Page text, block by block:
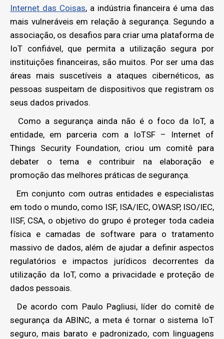
Internet das Coisas, a indústria financeira é uma das
mais vulneráveis em relação à segurança. Segundo a
associação, os desafios para criar uma plataforma de
IoT confiável, que permita a utilização segura por
instituições financeiras, são muitos. Por ser uma das
áreas mais suscetíveis a ataques cibernéticos, as
pessoas suspeitam de dispositivos que registram os
seus dados privados.
Como a segurança ainda não é o foco da IoT, a
entidade, em parceria com a IoTSF – Internet of
Things Security Foundation, criou um comitê para
debater o tema e contribuir na elaboração e
promoção das melhores práticas de segurança.
Em conjunto com outras entidades e especialistas
em todo o mundo, como ISF, ISA/IEC, OWASP, ISO/IEC,
IISF, CSA, o objetivo do grupo é proteger toda cadeia
física e camadas de software para o tratamento
massivo de dados, além de ajudar a definir aspectos
regulatórios e impactos jurídicos decorrentes da
utilização da IoT, como a privacidade e proteção de
dados pessoais.
De acordo com Paulo Pagliusi, líder do comitê de
segurança da ABINC, a meta é tornar o sistema IoT
seguro, mais barato e padronizado, com linguagens